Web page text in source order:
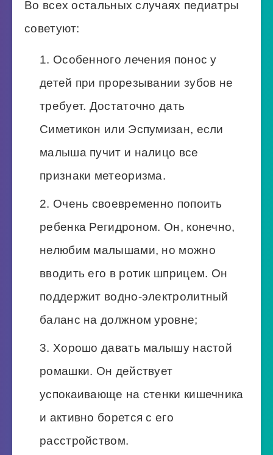
Во всех остальных случаях педиатры
советуют:
Особенного лечения понос у
детей при прорезывании зубов не
требует. Достаточно дать
Симетикон или Эспумизан, если
малыша пучит и налицо все
признаки метеоризма.
Очень своевременно попоить
ребенка Регидроном. Он, конечно,
нелюбим малышами, но можно
вводить его в ротик шприцем. Он
поддержит водно-электролитный
баланс на должном уровне;
Хорошо давать малышу настой
ромашки. Он действует
успокаивающе на стенки кишечника
и активно борется с его
расстройством.